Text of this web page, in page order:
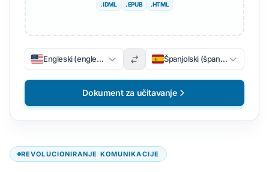
REVOLUCIONIRANJE KOMUNIKACIJE
. IDML
. EPUB .HTML
Engleski (engleski) Španjolski (španjolski)
Dokument za učitavanje